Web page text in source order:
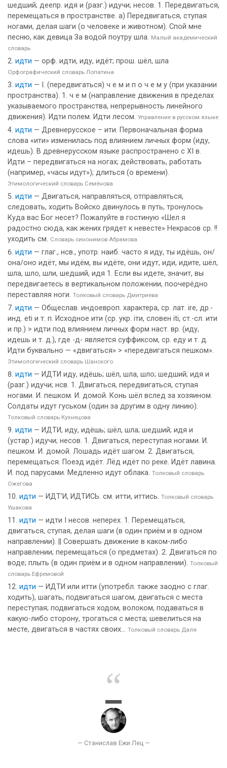
шедший; деепр. идя и (разг.) идучи; несов. 1. Передвигаться,
перемещаться в пространстве. а) Передвигаться, ступая
ногами, делая шаги (о человеке и животном). Спой мне
песню, как девица За водой поутру шла. Малый академический
словарь
идти — орф. идти, иду, идёт; прош. шёл, шла
Орфографический словарь Лопатина
идти — I. (передвигаться) ч е м и п о ч е м у (при указании
пространства). 1. ч е м (направление движения в пределах
указываемого пространства, непрерывность линейного
движения). Идти полем. Идти лесом. Управление в русском языке
идти — Древнерусское – ити. Первоначальная форма
слова «ити» изменилась под влиянием личных форм (иду,
идешь). В древнерусском языке распространено с XI в.
Идти – передвигаться на ногах; действовать, работать
(например, «часы идут»); длиться (о времени).
Этимологический словарь Семёнова
идти — Двигаться, направляться, отправляться,
следовать, ходить Войско двинулось в путь, тронулось
Куда вас Бог несет? Пожалуйте в гостиную «Шел я
радостно сюда, как жених грядет к невесте» Некрасов ср. !!
уходить см. Словарь синонимов Абрамова
идти — глаг., нсв., употр. наиб. часто я иду, ты идёшь, он/
она/оно идёт, мы идём, вы идёте, они идут, иди, идите, шёл,
шла, шло, шли, шедший, идя 1. Если вы идете, значит, вы
передвигаетесь в вертикальном положении, поочерёдно
переставляя ноги. Толковый словарь Дмитриева
идти — Общеслав. индоевроп. характера, ср. лат. ire, др.-
инд. eti и т. п. Исходное ити (ср. укр. іти, словен iti, ст.-сл. ити
и пр.) > идти под влиянием личных форм наст. вр. (иду,
идешь и т. д.), где -д- является суффиксом, ср. еду и т. д.
Идти буквально — «двигаться» > «передвигаться пешком».
Этимологический словарь Шанского
идти — ИДТИ иду, идёшь; шёл, шла, шло; шедший; идя и
(разг.) идучи; нсв. 1. Двигаться, передвигаться, ступая
ногами. И. пешком. И. домой. Конь шёл вслед за хозяином.
Солдаты идут гуськом (один за другим в одну линию).
Толковый словарь Кузнецова
идти — ИДТИ, иду, идёшь; шёл, шла; шедший; идя и
(устар.) идучи; несов. 1. Двигаться, переступая ногами. И.
пешком. И. домой. Лошадь идёт шагом. 2. Двигаться,
перемещаться. Поезд идёт. Лёд идёт по реке. Идёт лавина.
И. под парусами. Медленно идут облака. Толковый словарь
Ожегова
идти — ИДТ’И, ИДТИСЬ. см. итти, иттись. Толковый словарь
Ушакова
идти — идти I несов. неперех. 1. Перемещаться,
двигаться, ступая, делая шаги (в один приём и в одном
направлении). || Совершать движение в каком-либо
направлении; перемещаться (о предметах). 2. Двигаться по
воде; плыть (в один приём и в одном направлении). Толковый
словарь Ефремовой
идти — ИДТИ или итти (употребл. также заодно с глаг.
ходить), шагать, подвигаться шагом, двигаться с места
переступая; подвигаться ходом, волоком, подаваться в
какую-либо сторону, трогаться с места; шевелиться на
месте, двигаться в частях своих... Толковый словарь Даля